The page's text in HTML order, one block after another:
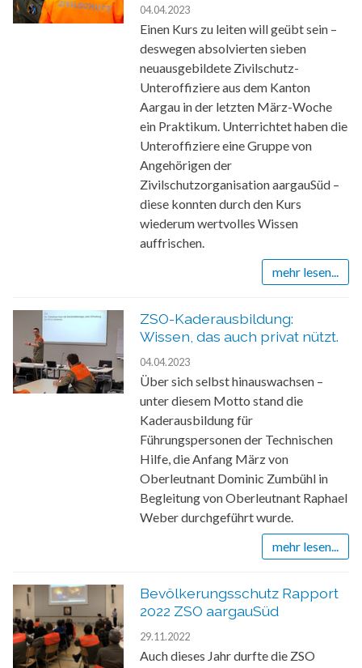
04.04.2023
Einen Kurs zu leiten will geübt sein –
deswegen absolvierten sieben
neuausgebildete Zivilschutz-
Unteroffiziere aus dem Kanton
Aargau in der letzten März-Woche
ein Praktikum. Unterrichtet haben die
Unteroffiziere eine Gruppe von
Angehörigen der
Zivilschutzorganisation aargauSüd –
diese konnten durch den Kurs
wiederum wertvolles Wissen
auffrischen.
mehr lesen...
ZSO-Kaderausbildung:
Wissen, das auch privat nützt.
04.04.2023
Über sich selbst hinauswachsen –
unter diesem Motto stand die
Kaderausbildung für
Führungspersonen der Technischen
Hilfe, die Anfang März von
Oberleutnant Dominic Zumbühl in
Begleitung von Oberleutnant Raphael
Weber durchgeführt wurde.
mehr lesen...
Bevölkerungsschutz Rapport
2022 ZSO aargauSüd
29.11.2022
Auch dieses Jahr durfte die ZSO